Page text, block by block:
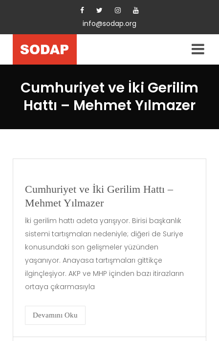
info@sodap.org
Cumhuriyet ve İki Gerilim
Hattı – Mehmet Yılmazer
Cumhuriyet ve İki Gerilim Hattı –
Mehmet Yılmazer
İki gerilim hattı adeta yarışıyor. Birisi başkanlık
sistemi tartışmaları nedeniyle; diğeri de Suriye
konusundaki son gelişmeler yüzünden
yaşanıyor. Anayasa tartışmaları gittikçe
ilginçleşiyor. AKP ve MHP içinden bazı itirazların
ortaya çıkarmasıyla
Devamını Oku